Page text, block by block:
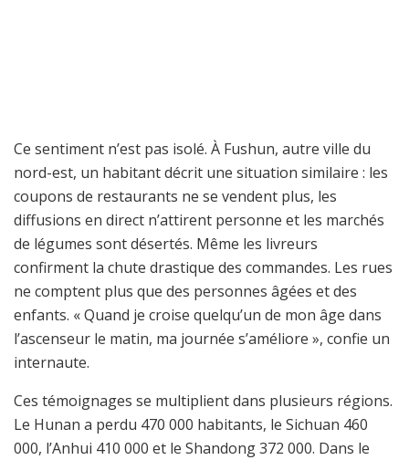
Ce sentiment n’est pas isolé. À Fushun, autre ville du
nord-est, un habitant décrit une situation similaire : les
coupons de restaurants ne se vendent plus, les
diffusions en direct n’attirent personne et les marchés
de légumes sont désertés. Même les livreurs
confirment la chute drastique des commandes. Les rues
ne comptent plus que des personnes âgées et des
enfants. « Quand je croise quelqu’un de mon âge dans
l’ascenseur le matin, ma journée s’améliore », confie un
internaute.
Ces témoignages se multiplient dans plusieurs régions.
Le Hunan a perdu 470 000 habitants, le Sichuan 460
000, l’Anhui 410 000 et le Shandong 372 000. Dans le